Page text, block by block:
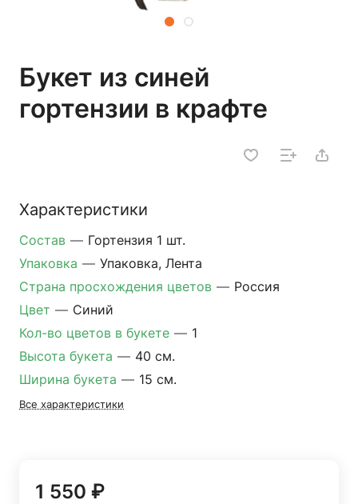
Букет из синей
гортензии в крафте
Характеристики
Состав — Гортензия 1 шт.
Упаковка — Упаковка, Лента
Страна просхождения цветов — Россия
Цвет — Синий
Кол-во цветов в букете — 1
Высота букета — 40 см.
Ширина букета — 15 см.
Все характеристики
1 550 ₽